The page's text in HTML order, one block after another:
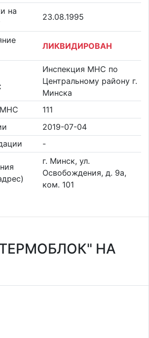
на
23.08.1995
ЛИКВИДИРОВАН
Инспекция МНС по
Центральному району г.
Минска
МНС
111
2019-07-04
-
г. Минск, ул.
Освобождения, д. 9а,
ком. 101
НА